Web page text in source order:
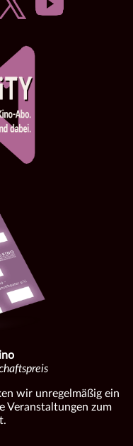
wir unregelmäßig ein
Veranstaltungen zum